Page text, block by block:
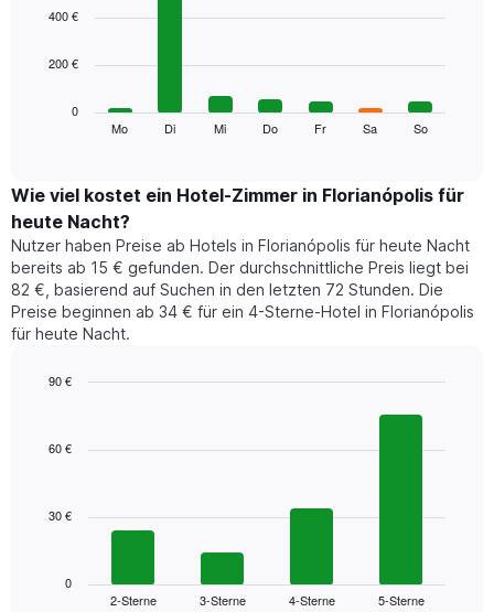
die
Monate
hat
1
Y-
Achse,
die
den
durchschnittlichen
Zimmerpreis
chart
bars.
den
durchschnittlichen
Preis
eines
Zimmers
für
den
jeweiligen
Das
die
Das
Mo Di Mi Do Fr Sa So
0
200 €
400 €
Wie viel kostet ein Hotel-Zimmer in Florianópolis für
heute Nacht?
Nutzer haben Preise ab Hotels in Florianópolis für heute Nacht
bereits ab 15 € gefunden. Der durchschnittliche Preis liegt bei
82 €, basierend auf Suchen in den letzten 72 Stunden. Die
Preise beginnen ab 34 € für ein 4-Sterne-Hotel in Florianópolis
für heute Nacht.
with
Das
zeigt
2-Sterne 3-Sterne 4-Sterne 5-Sterne
0
30 €
60 €
90 €